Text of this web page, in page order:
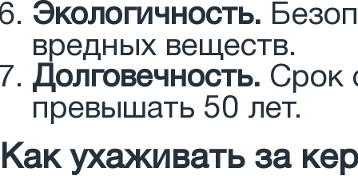
Экологичность.
вредных веществ.
Долговечность. Срок
превышать 50 лет.
Как ухаживать за